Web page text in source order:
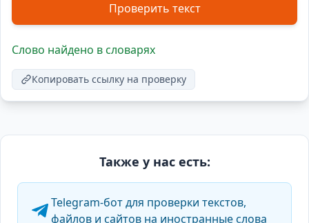
Проверить текст
Слово найдено в словарях
Копировать ссылку на проверку
Также у нас есть:
Telegram-бот для проверки текстов,
файлов и сайтов на иностранные слова